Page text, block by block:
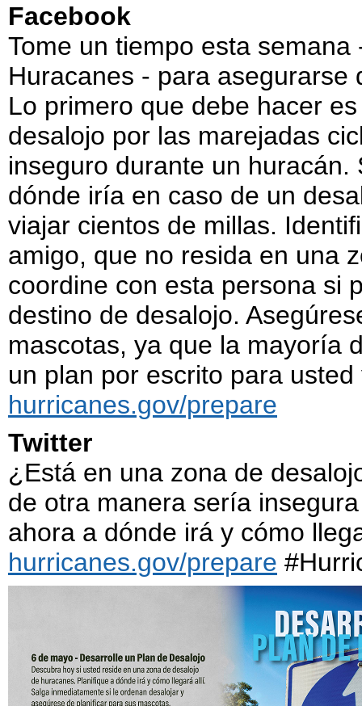
Facebook
Tome un tiempo esta
Huracanes - para
Lo primero que debe hacer
desalojo por las marejadas
inseguro durante un
dónde iría en caso de un
viajar cientos de millas.
amigo, que no resida en una
coordine con esta persona si
destino de desalojo.
mascotas, ya que la mayoría
un plan por escrito para
hurricanes.gov/prepare
Twitter
¿Está en una zona de
de otra manera sería
ahora a dónde irá y cómo
hurricanes.gov/prepare